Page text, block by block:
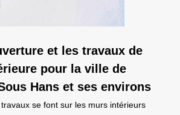
et les travaux de
pour la ville de
Hans et ses environs
se font sur les murs intérieurs